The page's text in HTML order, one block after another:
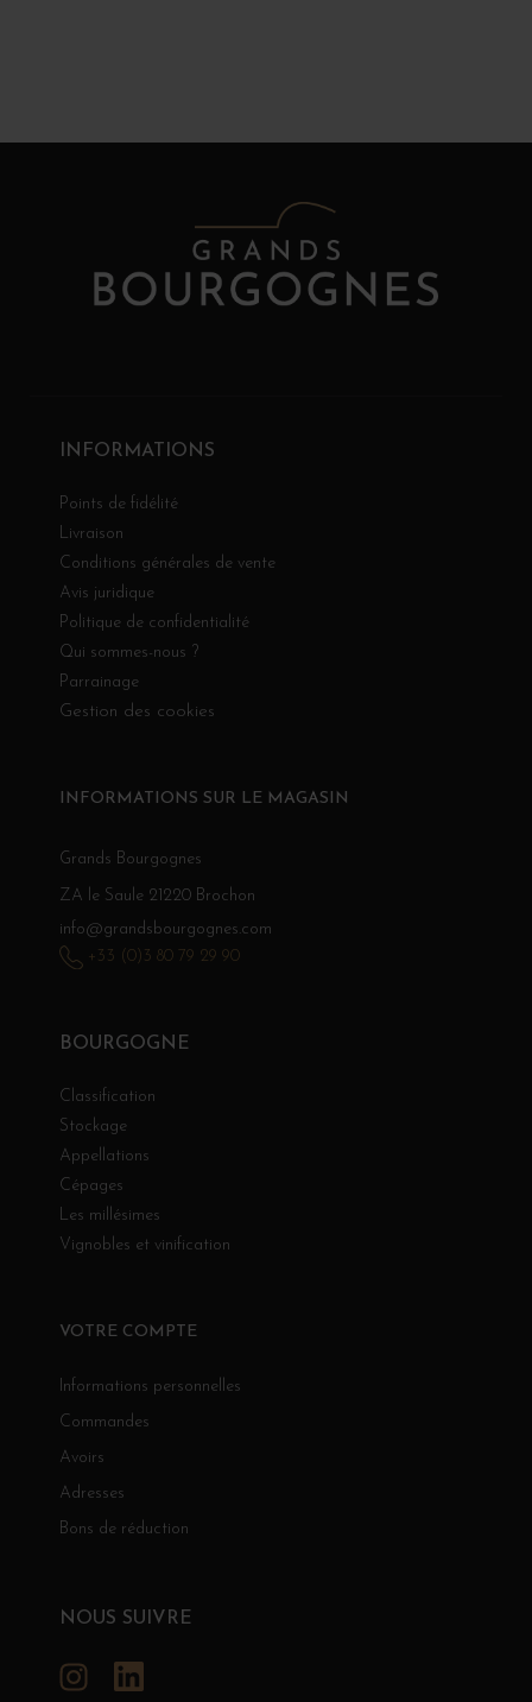
INFORMATIONS
Points de fidélité
Livraison
Conditions générales de vente
Avis juridique
Politique de confidentialité
Qui sommes-nous ?
Parrainage
Gestion des cookies
BOURGOGNE
Classification
Stockage
Appellations
Cépages
Les millésimes
Vignobles et vinification
VOTRE COMPTE
Informations personnelles
Commandes
Avoirs
Adresses
Bons de réduction
INFORMATIONS SUR LE MAGASIN
Grands Bourgognes
ZA le Saule 21220 Brochon
info@grandsbourgognes.com
+33 (0)3 80 79 29 90
NOUS SUIVRE
Instagram